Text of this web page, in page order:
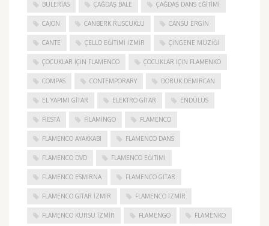
BULERIAS ÇAĞDAŞ BALE ÇAĞDAŞ DANS EĞITIMI
CAJON CANBERK RUSCUKLU CANSU ERGIN
CANTE ÇELLO EĞITIMI İZMIR ÇINGENE MÜZIĞI
ÇOCUKLAR IÇIN FLAMENCO ÇOCUKLAR IÇIN FLAMENKO
COMPAS CONTEMPORARY DORUK DEMIRCAN
EL YAPIMI GITAR ELEKTRO GITAR ENDÜLÜS
FIESTA FILAMINGO FLAMENCO
FLAMENCO AYAKKABI FLAMENCO DANS
FLAMENCO DVD FLAMENCO EĞITIMI
FLAMENCO ESMIRNA FLAMENCO GITAR
FLAMENCO GITAR İZMIR FLAMENCO IZMIR
FLAMENCO KURSU İZMIR FLAMENGO FLAMENKO